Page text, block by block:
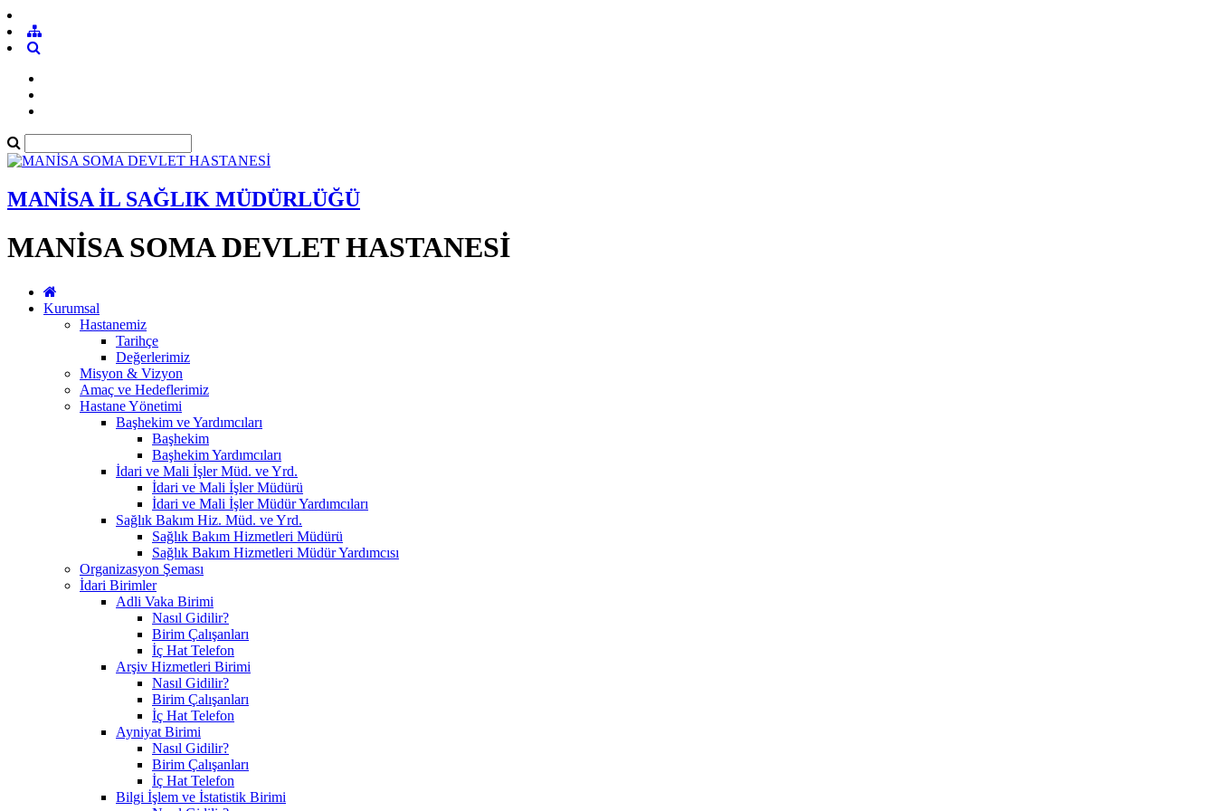
MANİSA İL SAĞLIK MÜDÜRLÜĞÜ
MANİSA SOMA DEVLET HASTANESİ
Kurumsal
Hastanemiz
Tarihçe
Değerlerimiz
Misyon & Vizyon
Amaç ve Hedeflerimiz
Hastane Yönetimi
Başhekim ve Yardımcıları
Başhekim
Başhekim Yardımcıları
İdari ve Mali İşler Müd. ve Yrd.
İdari ve Mali İşler Müdürü
İdari ve Mali İşler Müdür Yardımcıları
Sağlık Bakım Hiz. Müd. ve Yrd.
Sağlık Bakım Hizmetleri Müdürü
Sağlık Bakım Hizmetleri Müdür Yardımcısı
Organizasyon Şeması
İdari Birimler
Adli Vaka Birimi
Nasıl Gidilir?
Birim Çalışanları
İç Hat Telefon
Arşiv Hizmetleri Birimi
Nasıl Gidilir?
Birim Çalışanları
İç Hat Telefon
Ayniyat Birimi
Nasıl Gidilir?
Birim Çalışanları
İç Hat Telefon
Bilgi İşlem ve İstatistik Birimi